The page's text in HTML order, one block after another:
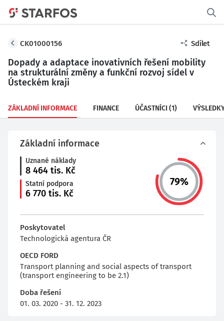
CK01000156 Sdílet
Dopady a adaptace inovativních řešení mobility
na strukturální změny a funkční rozvoj sídel v
Ústeckém kraji
ZÁKLADNÍ INFORMACE FINANCE ÚČASTNÍCI (1)
Základní informace
Uznané náklady
8 464 tis. Kč
Statní podpora
6 770 tis. Kč
79%
Poskytovatel
Technologická agentura ČR
OECD FORD
Transport planning and social aspects of transport
(transport engineering to be 2.1)
Doba řešení
01. 03. 2020 - 31. 12. 2023